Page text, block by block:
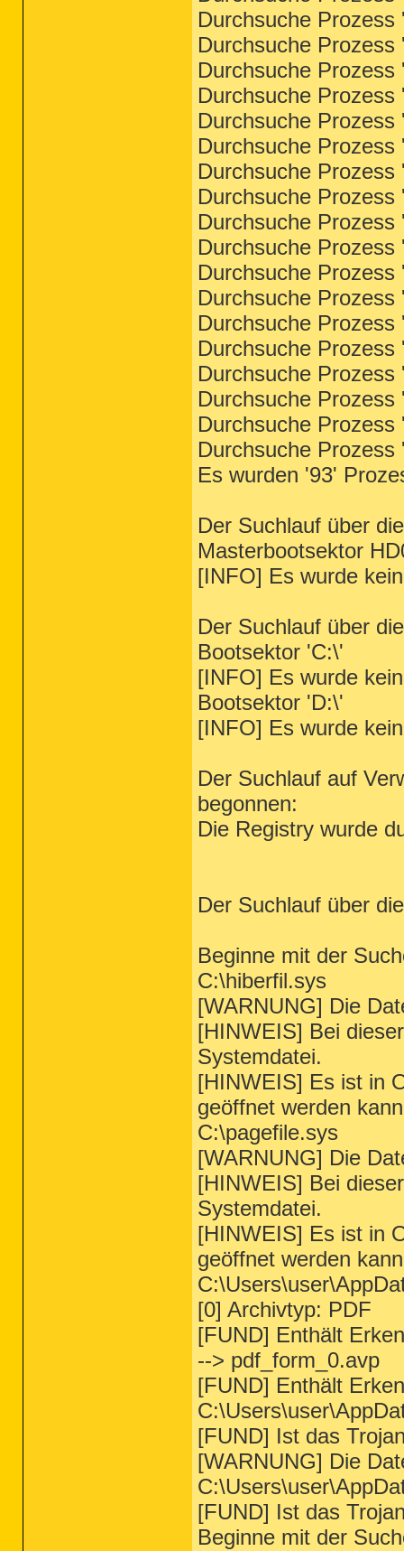
Durchsuche
Durchsuche
Durchsuche
Durchsuche
Durchsuche
Durchsuche
Durchsuche
Durchsuche
Durchsuche
Durchsuche
Durchsuche
Durchsuche
Durchsuche
Durchsuche
Durchsuche
Durchsuche
Durchsuche
Durchsuche
Es wurden '93'
Der Suchlauf über
Masterbootsektor
[INFO] Es wurde
Der Suchlauf über
Bootsektor 'C:\'
[INFO] Es wurde
Bootsektor 'D:\'
[INFO] Es wurde
Der Suchlauf auf
begonnen:
Die Registry wurde
Der Suchlauf über
Beginne mit der
C:\hiberfil.sys
[WARNUNG] Die
[HINWEIS] Bei
Systemdatei.
[HINWEIS] Es ist in
geöffnet werden
C:\pagefile.sys
[WARNUNG] Die
[HINWEIS] Bei
Systemdatei.
[HINWEIS] Es ist in
geöffnet werden
[0] Archivtyp: PDF
[FUND] Enthält
--> pdf_form_0.avp
[FUND] Enthält
[FUND] Ist das
[WARNUNG] Die
[FUND] Ist das
Beginne mit der